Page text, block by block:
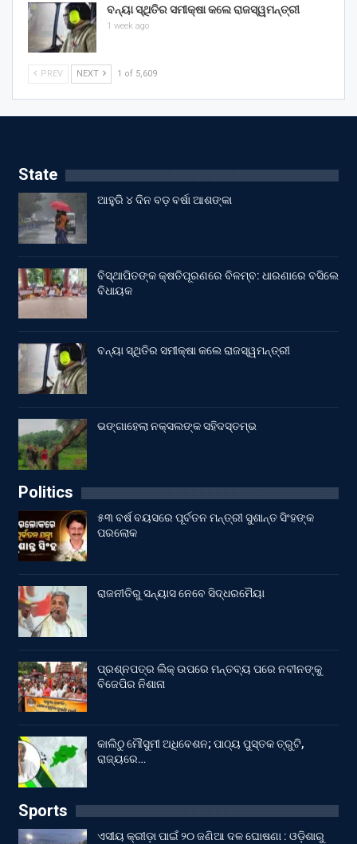
ବନ୍ୟା ସ୍ଥିତିର ସମୀକ୍ଷା କଲେ ରାଜସ୍ୱମନ୍ତ୍ରୀ
1 week ago
PREV NEXT 1 of 5,609
State
ଆହୁରି ୪ ଦିନ ବଡ଼ ବର୍ଷା ଆଶଙ୍କା
ବିସ୍ଥାପିତଙ୍କ କ୍ଷତିପୂରଣରେ ବିଳମ୍ବ: ଧାରଣାରେ ବସିଲେ
ବିଧାୟକ
ବନ୍ୟା ସ୍ଥିତିର ସମୀକ୍ଷା କଲେ ରାଜସ୍ୱମନ୍ତ୍ରୀ
ଭଙ୍ଗାହେଲା ନକ୍ସଲଙ୍କ ସହିଦସ୍ତମ୍ଭ
Politics
୫୩ ବର୍ଷ ବୟସରେ ପୂର୍ବତନ ମନ୍ତ୍ରୀ ସୁଶାନ୍ତ ସିଂହଙ୍କ
ପରଲୋକ
ରାଜନୀତିରୁ ସନ୍ୟାସ ନେବେ ସିଦ୍ଧରମୈୟା
ପ୍ରଶ୍ନପତ୍ର ଲିକ୍ ଉପରେ ମନ୍ତବ୍ୟ ପରେ ନବୀନଙ୍କୁ
ବିଜେପିର ନିଶାନା
କାଲିଠୁ ମୌସୁମୀ ଅଧିବେଶନ; ପାଠ୍ୟ ପୁସ୍ତକ ତ୍ରୁଟି,
ରାଜ୍ୟରେ…
Sports
ଏସୀୟ କ୍ରୀଡ଼ା ପାଇଁ ୨୦ ଜଣିଆ ଦଳ ଘୋଷଣା : ଓଡ଼ିଶାରୁ